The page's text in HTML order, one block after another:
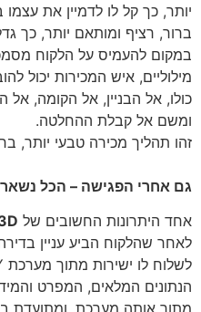
יותר, כך קל לו לדמיין את
ברור, רציף ומותאם יותר, כך
במקום להעמיס על הלקוח
מילוליים, איש המכירות יכול
כולו, אל הבניין, אל הקומה, אל
ומשם אל קבלת ההחלטה.
זהו תהליך מכירה טבעי יותר,
גם אחרי הפגישה – הכל
אחד היתרונות החשובים של
לאחר שהלקוח הביע עניין
הנתונים המלאים, המפרט